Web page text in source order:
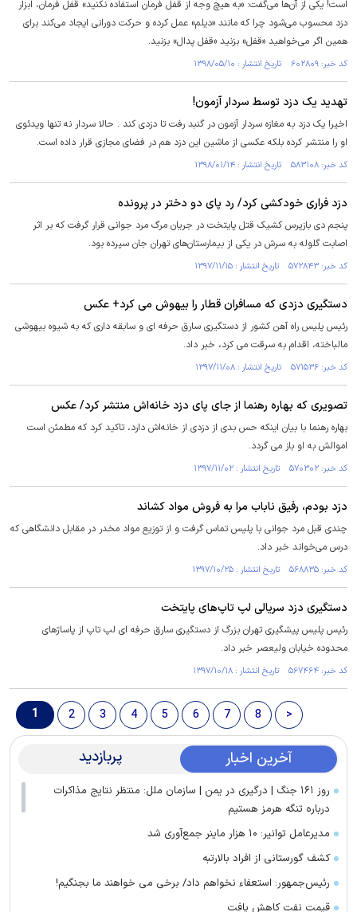
است! یکی از آن‌ها می‌گفت: «به هیچ وجه از قفل فرمان استفاده نکنید» قفل فرمان، ابزار
دزد محسوب می‌شود چرا که مانند «دیلم» عمل کرده و حرکت دورانی ایجاد می‌کند برای
همین اگر می‌خواهید «قفل» بزنید «قفل پدال» بزنید.
کد خبر: ۶۰۲۸۰۹ تاریخ انتشار : ۱۳۹۸/۰۵/۱۰
تهدید یک دزد توسط سردار آزمون!
اخیرا یک دزد به مغازه سردار آزمون در گنبد رفت تا دزدی کند . حالا سردار نه تنها ویدئوی
او را منتشر کرده بلکه عکسی از ماشین این دزد هم در فضای مجازی قرار داده است.
کد خبر: ۵۸۳۱۰۸ تاریخ انتشار : ۱۳۹۸/۰۱/۱۴
دزد فراری خودکشی کرد/ رد پای دو دختر در پرونده
پنجم دی بازپرس کشیک قتل پایتخت در جریان مرگ مرد جوانی قرار گرفت که بر اثر
اصابت گلوله به سرش در یکی از بیمارستان‌های تهران جان سپرده بود.
کد خبر: ۵۷۲۸۴۳ تاریخ انتشار : ۱۳۹۷/۱۱/۱۵
دستگیری دزدی که مسافران قطار را بیهوش می کرد+ عکس
رئیس پلیس راه آهن کشور از دستگیری سارق حرفه ای و سابقه داری که به شیوه بیهوشی
مالباخته، اقدام به سرقت می کرد، خبر داد.
کد خبر: ۵۷۱۵۳۶ تاریخ انتشار : ۱۳۹۷/۱۱/۰۸
تصویری که بهاره رهنما از جای پای دزد خانه‌اش منتشر کرد/ عکس
بهاره رهنما با بیان اینکه حس بدی از دزدی از خانه‌اش دارد، تاکید کرد که مطمئن است
اموالش به او باز می گردد.
کد خبر: ۵۷۰۳۰۲ تاریخ انتشار : ۱۳۹۷/۱۱/۰۲
دزد بودم، رفیق ناباب مرا به فروش مواد کشاند
چندی قبل مرد جوانی با پلیس تماس گرفت و از توزیع مواد مخدر در مقابل دانشگاهی که
درس می‌خواند خبر داد.
کد خبر: ۵۶۸۸۳۵ تاریخ انتشار : ۱۳۹۷/۱۰/۲۵
دستگیری دزد سریالی لپ تاپ‌های پایتخت
رئیس پلیس پیشگیری تهران بزرگ از دستگیری سارق حرفه ای لپ تاپ از پاساژهای
محدوده خیابان ولیعصر خبر داد.
کد خبر: ۵۶۷۴۶۴ تاریخ انتشار : ۱۳۹۷/۱۰/۱۸
1 2 3 4 5 6 7 8 >
آخرین اخبار پربازدید
روز ۱۶۱ جنگ | درگیری در یمن | سازمان ملل: منتظر نتایج مذاکرات
درباره تنگه هرمز هستیم
مدیرعامل توانیر: ۱۰ هزار ماینر جمع‌آوری شد
کشف گورستانی از افراد بالارتبه
رئیس‌جمهور: استعفاء نخواهم داد/ برخی می خواهند ما بجنگیم!
قیمت نفت کاهش یافت